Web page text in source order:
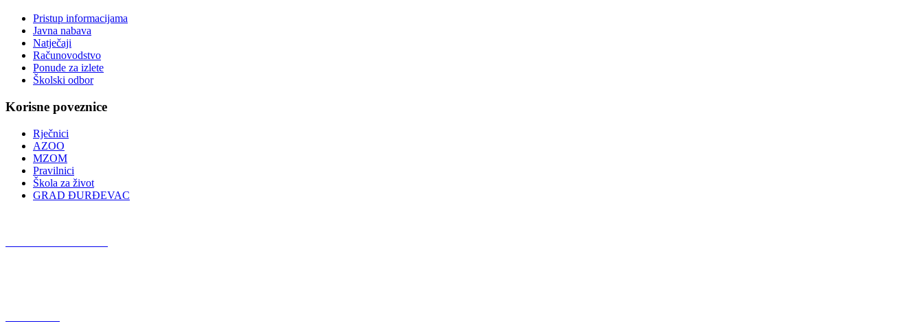
Pristup informacijama
Javna nabava
Natječaji
Računovodstvo
Ponude za izlete
Školski odbor
Korisne poveznice
Rječnici
AZOO
MZOM
Pravilnici
Škola za život
GRAD ĐURĐEVAC